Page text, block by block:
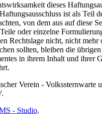
dieses
ist als Teil
von dem aus auf diese
oder einzelne
Rechtslage nicht, nicht
sollten, bleiben die
in ihrem Inhalt und ihrer
Verein - Volkssternwarte
- Studio.